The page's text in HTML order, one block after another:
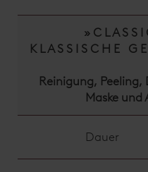
» C L A S S
K L A S S I S C H E G
Reinigung,
Maske und
Dauer